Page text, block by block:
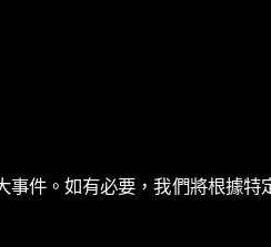
事件。如有必要，我們將根據特